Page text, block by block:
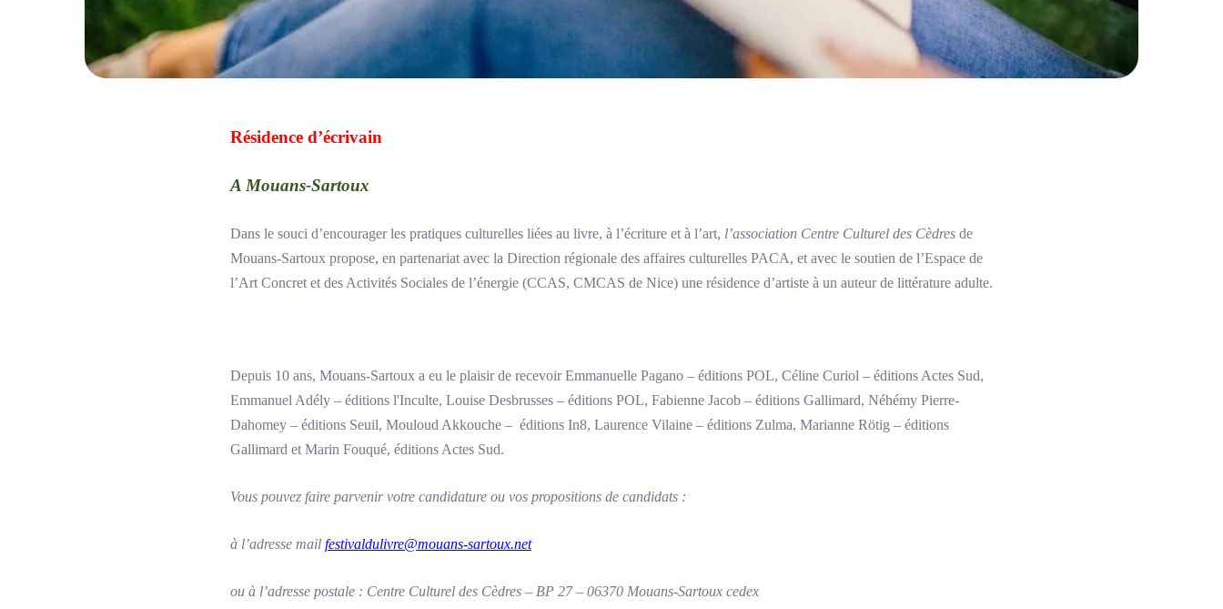
Résidence d’écrivain
A Mouans-Sartoux
Dans le souci d’encourager les pratiques culturelles liées au livre, à l’écriture et à l’art, l’association Centre Culturel des Cèdres de
Mouans-Sartoux propose, en partenariat avec la Direction régionale des affaires culturelles PACA, et avec le soutien de l’Espace de
l’Art Concret et des Activités Sociales de l’énergie (CCAS, CMCAS de Nice) une résidence d’artiste à un auteur de littérature adulte.
Depuis 10 ans, Mouans-Sartoux a eu le plaisir de recevoir Emmanuelle Pagano – éditions POL, Céline Curiol – éditions Actes Sud,
Emmanuel Adély – éditions l'Inculte, Louise Desbrusses – éditions POL, Fabienne Jacob – éditions Gallimard, Néhémy Pierre-
Dahomey – éditions Seuil, Mouloud Akkouche – éditions In8, Laurence Vilaine – éditions Zulma, Marianne Rötig – éditions
Gallimard et Marin Fouqué, éditions Actes Sud.
Vous pouvez faire parvenir votre candidature ou vos propositions de candidats :
à l’adresse mail festivaldulivre@mouans-sartoux.net
ou à l’adresse postale : Centre Culturel des Cèdres – BP 27 – 06370 Mouans-Sartoux cedex